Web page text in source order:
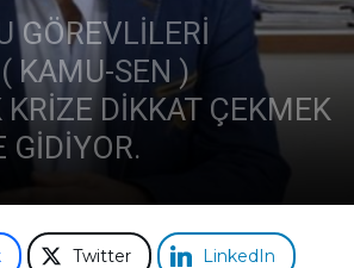
Ticaret
Odası
GÖREVLİLERİ
KAMU-SEN )
DİKKAT ÇEKMEK
GİDİYOR.
Twitter LinkedIn